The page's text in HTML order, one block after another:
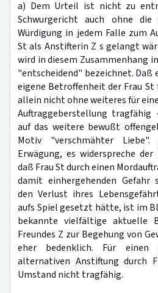
a) Dem Urteil ist nicht zu
Schwurgericht auch ohne die
Würdigung in jedem Falle zum
St als Anstifterin Z s gelangt
wird in diesem Zusammenhang
"entscheidend" bezeichnet.
eigene Betroffenheit der Frau
allein nicht ohne weiteres für
Auftraggeberstellung
auf das weitere bewußt
Motiv "verschmähter Liebe".
Erwägung, es widerspreche der
daß Frau St durch einen
damit einhergehenden Gefahr
den Verlust ihres
aufs Spiel gesetzt hätte, ist im
bekannte vielfältige aktuelle
Freundes Z zur Begehung von
eher bedenklich. Für einen
alternativen Anstiftung durch
Umstand nicht tragfähig.